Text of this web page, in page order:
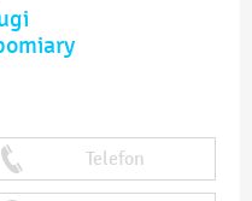
Telefon